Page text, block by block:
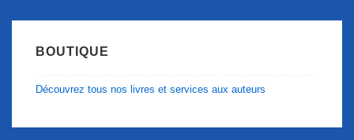
BOUTIQUE
Découvrez tous nos livres et services aux auteurs